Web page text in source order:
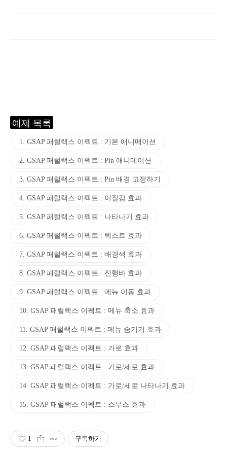
예제 목록
1. GSAP 패럴랙스 이펙트 : 기본 애니메이션
2. GSAP 패럴랙스 이펙트 : Pin 애니메이션
3. GSAP 패럴랙스 이펙트 : Pin 배경 고정하기
4. GSAP 패럴랙스 이펙트 : 이질감 효과
5. GSAP 패럴랙스 이펙트 : 나타나기 효과
6. GSAP 패럴랙스 이펙트 : 텍스트 효과
7. GSAP 패럴랙스 이펙트 : 배경색 효과
8. GSAP 패럴랙스 이펙트 : 진행바 효과
9. GSAP 패럴랙스 이펙트 : 메뉴 이동 효과
10. GSAP 패럴랙스 이펙트 : 메뉴 축소 효과
11. GSAP 패럴랙스 이펙트 : 메뉴 숨기기 효과
12. GSAP 패럴랙스 이펙트 : 가로 효과
13. GSAP 패럴랙스 이펙트 : 가로/세로 효과
14. GSAP 패럴랙스 이펙트 : 가로/세로 나타나기 효과
15. GSAP 패럴랙스 이펙트 : 스무스 효과
1 구독하기